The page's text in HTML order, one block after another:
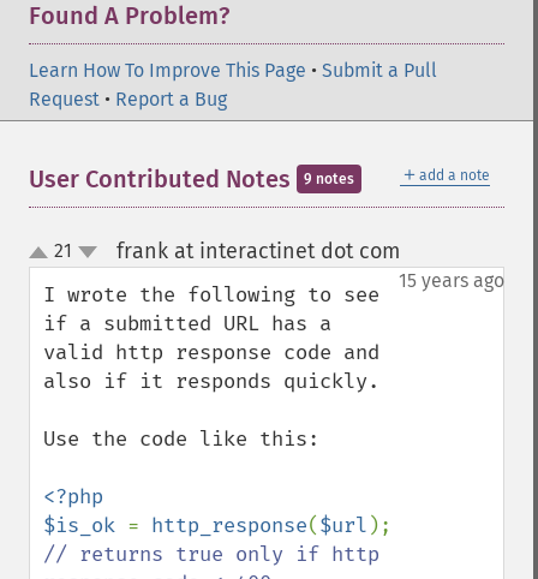
Found A Problem?
Learn How To Improve This Page • Submit a Pull
Request • Report a Bug
＋ add a note
User Contributed Notes 9 notes
up
down
21 frank at interactinet dot com
15 years ago
I wrote the following to see
if a submitted URL has a
valid http response code and
also if it responds quickly.
Use the code like this:
<?php
$is_ok = http_response($url
// returns true only if http